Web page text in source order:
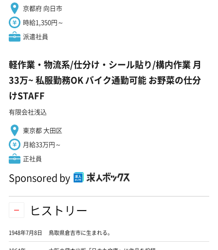
京都府 向日市
時給1,350円～
派遣社員
軽作業・物流系/仕分け・シール貼り/構内作業 月
33万~ 私服勤務OK バイク通勤可能 お野菜の仕分
けSTAFF
有限会社浅込
東京都 大田区
月給33万円～
正社員
Sponsored by
ヒストリー
1948年7月8日 鳥取県倉吉市に生まれる。